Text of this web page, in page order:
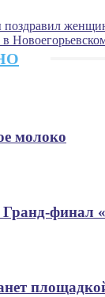
молоко
Гранд-